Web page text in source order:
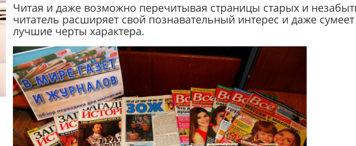
Читая и даже возможно перечитывая страницы старых и
читатель расширяет свой познавательный интерес и даже
лучшие черты характера.